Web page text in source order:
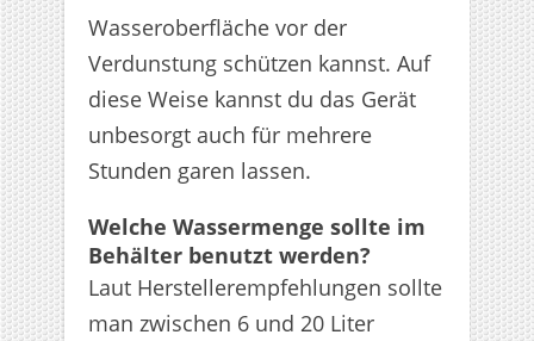
Wasseroberfläche vor der
Verdunstung schützen kannst. Auf
diese Weise kannst du das Gerät
unbesorgt auch für mehrere
Stunden garen lassen.
Welche Wassermenge sollte im
Behälter benutzt werden?
Laut Herstellerempfehlungen sollte
man zwischen 6 und 20 Liter